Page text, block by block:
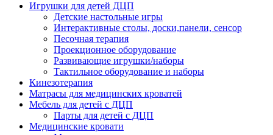
Игрушки для детей ДЦП
Детские настольные игры
Интерактивные столы, доски,панели, сенсор
Песочная терапия
Проекционное оборудование
Развивающие игрушки/наборы
Тактильное оборудование и наборы
Кинезотерапия
Матрасы для медицинских кроватей
Мебель для детей с ДЦП
Парты для детей с ДЦП
Медицинские кровати